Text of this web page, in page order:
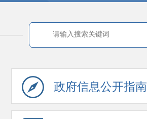
政府信息公开指南